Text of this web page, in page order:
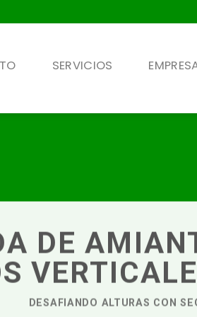
SERVICIOS
DE
DESAFIANDO ALTURAS CON